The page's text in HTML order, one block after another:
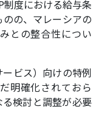
度における給与条
の、マレーシアの
との整合性につい
ービス）向けの特例
明確化されておら
検討と調整が必要